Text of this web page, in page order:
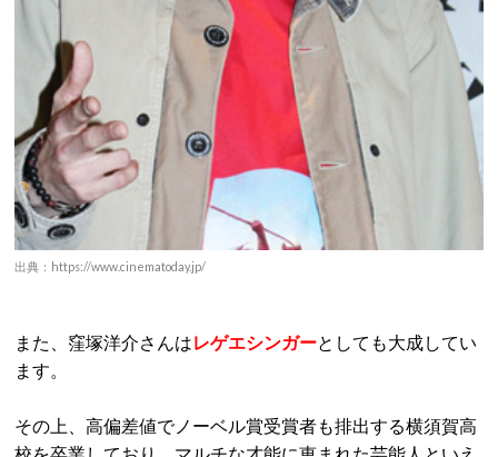
出典：https://www.cinematoday.jp/
また、窪塚洋介さんはレゲエシンガーとしても大成してい
ます。
その上、高偏差値でノーベル賞受賞者も排出する横須賀高